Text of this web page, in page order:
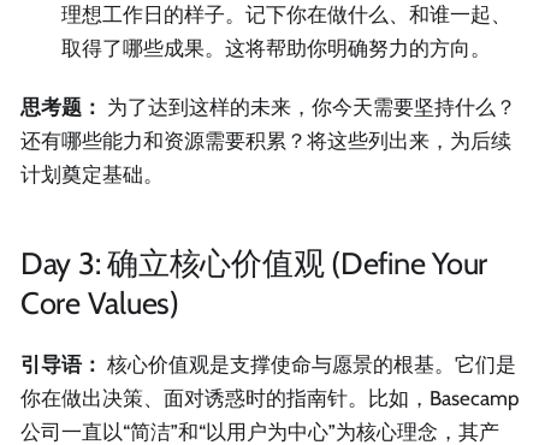
理想工作日的样子。记下你在做什么、和谁一起、
取得了哪些成果。这将帮助你明确努力的方向。
思考题： 为了达到这样的未来，你今天需要坚持什么？
还有哪些能力和资源需要积累？将这些列出来，为后续
计划奠定基础。
Day 3: 确立核心价值观 (Define Your
Core Values)
引导语： 核心价值观是支撑使命与愿景的根基。它们是
你在做出决策、面对诱惑时的指南针。比如，Basecamp
公司一直以“简洁”和“以用户为中心”为核心理念，其产